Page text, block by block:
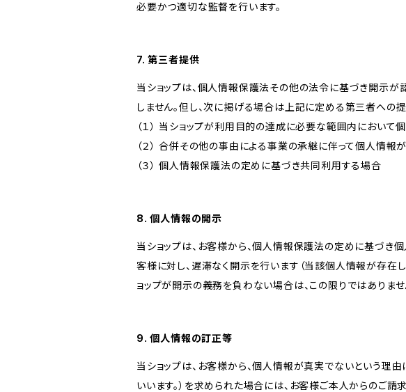
必要かつ適切な監督を行います。
7. 第三者提供
当ショップは、個人情報保護法その他の法令に基づき開示
しません。但し、次に掲げる場合は上記に定める第三者への
（１） 当ショップが利用目的の達成に必要な範囲内におい
（２） 合併その他の事由による事業の承継に伴って個人情報
（３） 個人情報保護法の定めに基づき共同利用する場合
8. 個人情報の開示
当ショップは、お客様から、個人情報保護法の定めに基づき
客様に対し、遅滞なく開示を行います（当該個人情報が存在
ョップが開示の義務を負わない場合は、この限りではありませ
9. 個人情報の訂正等
当ショップは、お客様から、個人情報が真実でないという理
いいます。）を求められた場合には、お客様ご本人からのご